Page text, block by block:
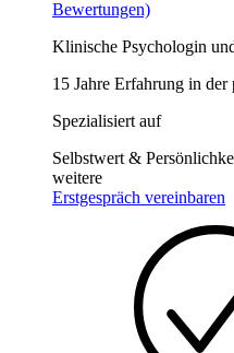
Bewertungen)
Klinische Psychologin
15 Jahre Erfahrung in
Spezialisiert auf
Selbstwert &
weitere
Erstgespräch vereinbaren